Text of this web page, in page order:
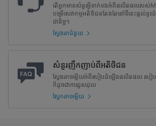
តើអ្នកមានសំនួរអ្វីទាក់ទងអំពីផលិតផលរបស់
បម្រើសេវាកម្មអតិថិជនតែងតែនៅទីនេះផ្តល់នូ
ជានិច្ច។
ស្វែងរកជំនួយ
សំនួរញឹកញាប់ពីអតិថិជន
ស្វែងរកចម្លើយអំពីរបៀបដំឡើងផលិតផល របៀប
ក៏ដូចជាការជួសជុល
ស្វែករកចម្លើយ